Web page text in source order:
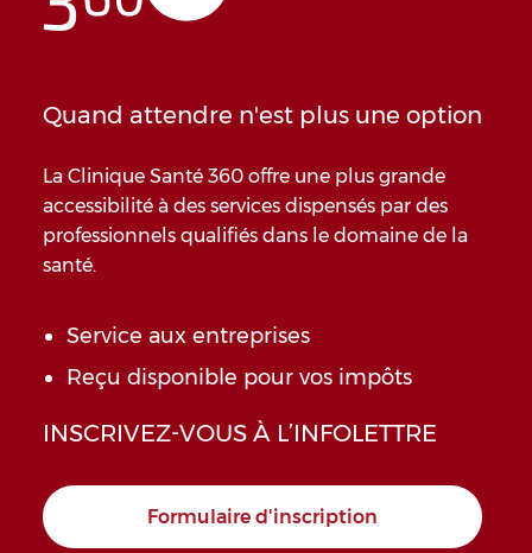
Quand attendre n'est plus une option
La Clinique Santé 360 offre une plus grande
accessibilité à des services dispensés par des
professionnels qualifiés dans le domaine de la
santé.
Service aux entreprises
Reçu disponible pour vos impôts
INSCRIVEZ-VOUS À L’INFOLETTRE
Formulaire d'inscription